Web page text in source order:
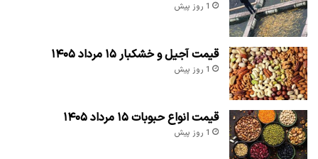
1 روز پیش
قیمت آجیل و خشکبار ۱۵ مرداد ۱۴۰۵
1 روز پیش
قیمت انواع حبوبات ۱۵ مرداد ۱۴۰۵
1 روز پیش